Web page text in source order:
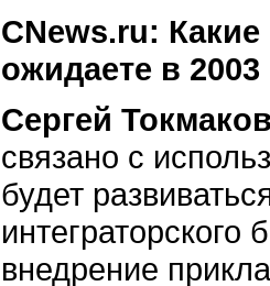
CNews.ru:
ожидаете в 2003
Сергей
связано с
будет
внедрение